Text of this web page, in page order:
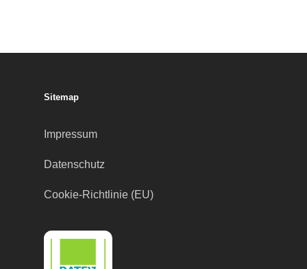
Sitemap
Impressum
Datenschutz
Cookie-Richtlinie (EU)